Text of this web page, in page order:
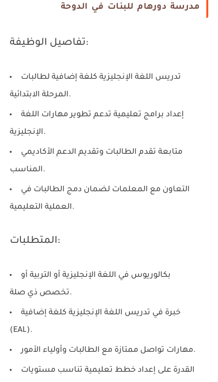
مدرسة دورهام للبنات في الدوحة
تفاصيل الوظيفة:
تدريس اللغة الإنجليزية كلغة إضافية لطالبات
المرحلة الابتدائية.
إعداد برامج تعليمية تدعم تطوير مهارات اللغة
الإنجليزية.
متابعة تقدم الطالبات وتقديم الدعم الأكاديمي
المناسب.
التعاون مع المعلمات لضمان دمج الطالبات في
العملية التعليمية.
المتطلبات:
بكالوريوس في اللغة الإنجليزية أو التربية أو
تخصص ذي صلة.
خبرة في تدريس اللغة الإنجليزية كلغة إضافية
(EAL).
مهارات تواصل ممتازة مع الطالبات وأولياء الأمور.
القدرة على إعداد خطط تعليمية تناسب مستويات